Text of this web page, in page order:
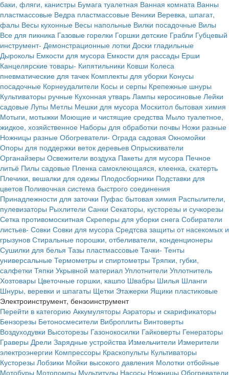
баки, фляги, канистры Бумага туалетная Ванная комната Ванны
пластмассовые Ведра пластмассовые Веники Веревка, шпагат,
фалы Весы кухонные Весы напольные Вилки посадочные Вилы
Все для пикника Газовые горелки Горшки детские Грабли Губцевый
инструмент- Демонстрационные лотки Доски гладильные
Дыроколы Емкости для мусора Емкости для рассады Ерши
Канцелярские товары- Кипятильники Ковши Колеса
пневматические для тачек Комплекты для уборки Конусы
посадочные Корнеудалители Косы и серпы Крепежные шнуры
Культиваторы ручные Кухонная утварь Лампы керосиновые Лейки
садовые Лупы Метлы Мешки для мусора Москитол бытовая химия
Мотыги, мотыжки Моющие и чистящие средства Мыло туалетное,
жидкое, хозяйственное Наборы для обработки почвы Ножи разные
Ножницы разные Обогреватели- Ограда садовая Окномойки
Опоры для поддержки веток деревьев Опрыскиватели
Органайзеры Освежители воздуха Пакеты для мусора Печное
литьё Пилы садовые Пленка самоклеющаяся, клеенка, скатерть
Плечики, вешалки для одежы Плодосборники Подставки для
цветов Поливочная система быстрого соединения
Принадлежности для заточки Пуфас бытовая химия Распылители,
пулевизаторы Рыхлители Санки Секаторы, кусторезы и сучкорезы
Сетка противомоскитная Скреперы для уборки снега Собиратели
листьев- Совки Совки для мусора Средтсва защиты от насекомых и
грызунов Стиральные порошки, отбеливатели, конденционеры
Сушилки для белья Тазы пластмассовые Тачки- Тенты
универсальные Термометры и спиртометры Тряпки, губки,
салфетки Тяпки Укрывной материал Уплотнители Уплотнитель
Хозтовары Цветочные горшки, кашпо Швабры Шилья Шланги
Шнуры, веревки и шпагаты Щетки Этажерки Ящики пластиковые
Электроинструмент, бензоинструмент
Перейти в категорию Аккумуляторы Аэраторы и скарификаторы
Бензорезы Бетоносмесители Виброплиты Винтоверты
Воздуходувки Высоторезы Газонокосилки Гайковерты Генераторы
Граверы Дрели Зарядные устройства Измельчители Измерители
электроэнергии Компрессоры Краскопульты Культиваторы
Кусторезы Лобзики Мойки высокого давления Молотки отбойные
Мотобуры Мотопомпы Мультитулы Насосы Ножницы Обогреватели